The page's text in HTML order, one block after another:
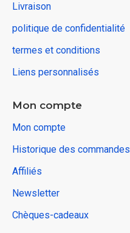
Livraison
politique de confidentialité
termes et conditions
Liens personnalisés
Mon compte
Mon compte
Historique des commandes
Affiliés
Newsletter
Chèques-cadeaux